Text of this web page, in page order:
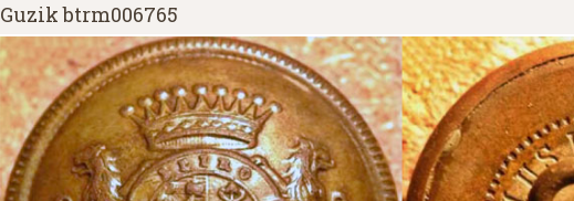
Guzik btrm006765